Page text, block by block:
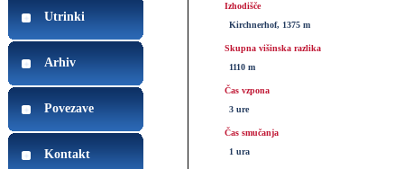
Utrinki
Arhiv
Povezave
Kontakt
Izhodišče
Kirchnerhof, 1375 m
Skupna višinska razlika
1110 m
Čas vzpona
3 ure
Čas smučanja
1 ura